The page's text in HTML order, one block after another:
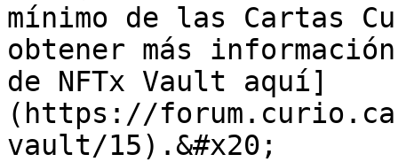
mínimo de las Cartas
obtener más
de NFTx Vault aquí]
(https://
vault/15).&#x20;